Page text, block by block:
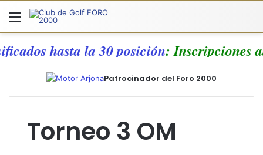
Menú
hasta la 30 posición:
Patrocinador del Foro 2000
Torneo 3 OM